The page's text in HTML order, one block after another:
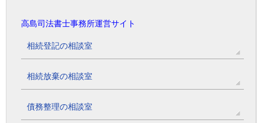
高島司法書士事務所運営サイト
相続登記の相談室
相続放棄の相談室
債務整理の相談室